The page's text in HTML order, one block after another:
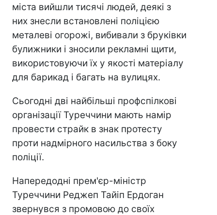
міста вийшли тисячі людей, деякі з
них знесли встановлені поліцією
металеві огорожі, вибивали з бруківки
булижники і зносили рекламні щити,
використовуючи їх у якості матеріалу
для барикад і багать на вулицях.
Сьогодні дві найбільші профспілкові
організації Туреччини мають намір
провести страйк в знак протесту
проти надмірного насильства з боку
поліції.
Напередодні прем'єр-міністр
Туреччини Реджеп Тайіп Ердоган
звернувся з промовою до своїх